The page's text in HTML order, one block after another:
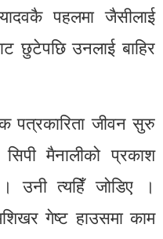
पहलमा जैसीलाई
छुटेपछि उनलाई बाहिर
पत्रकारिता जीवन सुरु
मैनालीको प्रकाश
। उनी त्यहिँ जोडिए ।
गेष्ट हाउसमा काम